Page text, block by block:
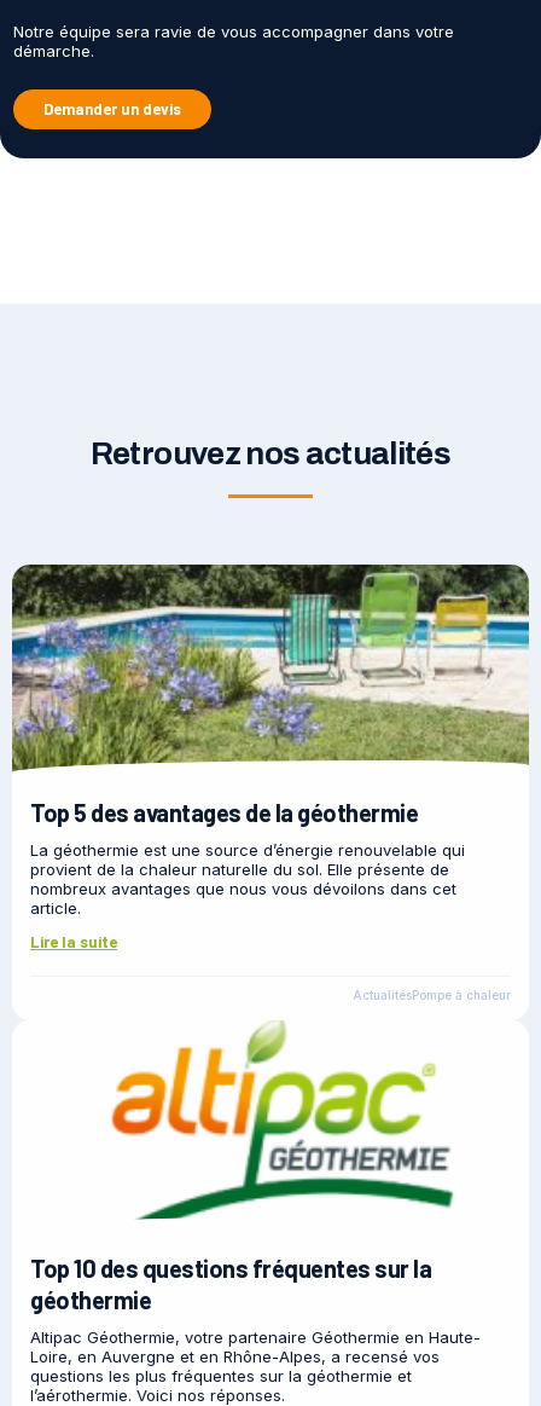
Notre équipe sera ravie de vous accompagner dans votre
démarche.
Demander un devis
Retrouvez nos actualités
Top 5 des avantages de la géothermie
La géothermie est une source d’énergie renouvelable qui
provient de la chaleur naturelle du sol. Elle présente de
nombreux avantages que nous vous dévoilons dans cet
article.
Lire la suite
ActualitésPompe à chaleur
Top 10 des questions fréquentes sur la
géothermie
Altipac Géothermie, votre partenaire Géothermie en Haute-
Loire, en Auvergne et en Rhône-Alpes, a recensé vos
questions les plus fréquentes sur la géothermie et
l’aérothermie. Voici nos réponses.